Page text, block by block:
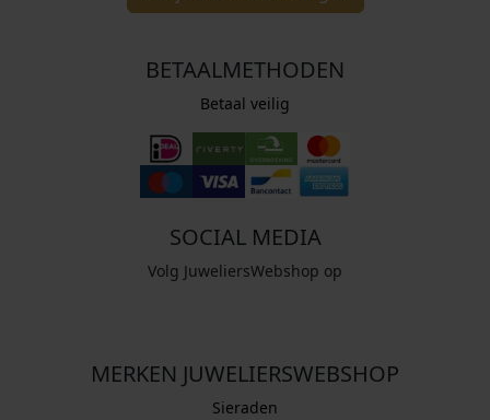
BETAALMETHODEN
Betaal veilig
SOCIAL MEDIA
Volg JuweliersWebshop op
MERKEN JUWELIERSWEBSHOP
Sieraden